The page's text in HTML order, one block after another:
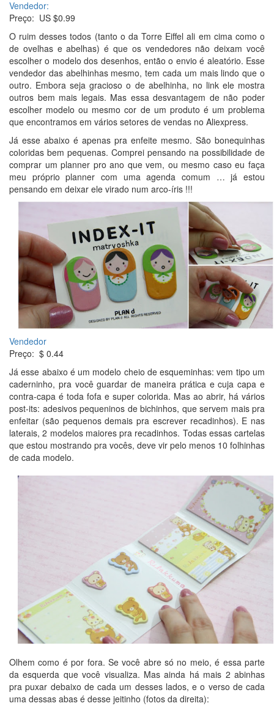
Vendedor:
Preço: US $0.99
O ruim desses todos (tanto o da Torre Eiffel ali em cima como o
de ovelhas e abelhas) é que os vendedores não deixam você
escolher o modelo dos desenhos, então o envio é aleatório. Esse
vendedor das abelhinhas mesmo, tem cada um mais lindo que o
outro. Embora seja gracioso o de abelhinha, no link ele mostra
outros bem mais legais. Mas essa desvantagem de não poder
escolher modelo ou mesmo cor de um produto é um problema
que encontramos em vários setores de vendas no Aliexpress.
Já esse abaixo é apenas pra enfeite mesmo. São bonequinhas
coloridas bem pequenas. Comprei pensando na possibilidade de
comprar um planner pro ano que vem, ou mesmo caso eu faça
meu próprio planner com uma agenda comum … já estou
pensando em deixar ele virado num arco-íris !!!
Vendedor
Preço: $ 0.44
Já esse abaixo é um modelo cheio de esqueminhas: vem tipo um
caderninho, pra você guardar de maneira prática e cuja capa e
contra-capa é toda fofa e super colorida. Mas ao abrir, há vários
post-its: adesivos pequeninos de bichinhos, que servem mais pra
enfeitar (são pequenos demais pra escrever recadinhos). E nas
laterais, 2 modelos maiores pra recadinhos. Todas essas cartelas
que estou mostrando pra vocês, deve vir pelo menos 10 folhinhas
de cada modelo.
Olhem como é por fora. Se você abre só no meio, é essa parte
da esquerda que você visualiza. Mas ainda há mais 2 abinhas
pra puxar debaixo de cada um desses lados, e o verso de cada
uma dessas abas é desse jeitinho (fotos da direita):